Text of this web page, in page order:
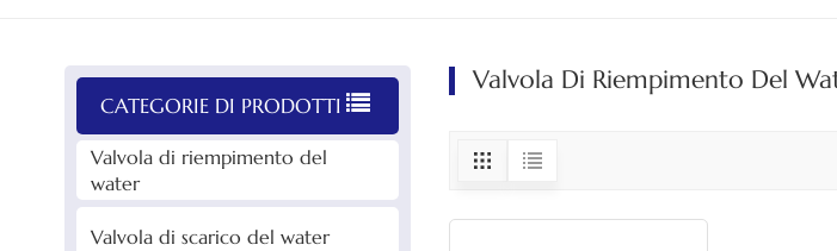
CATEGORIE DI PRODOTTI
Valvola di riempimento del
water
Valvola di scarico del water
Valvola Di Riempimento Del